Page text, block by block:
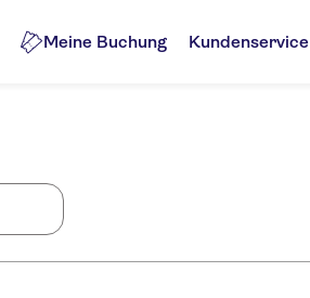
Meine Buchung Kundenservice